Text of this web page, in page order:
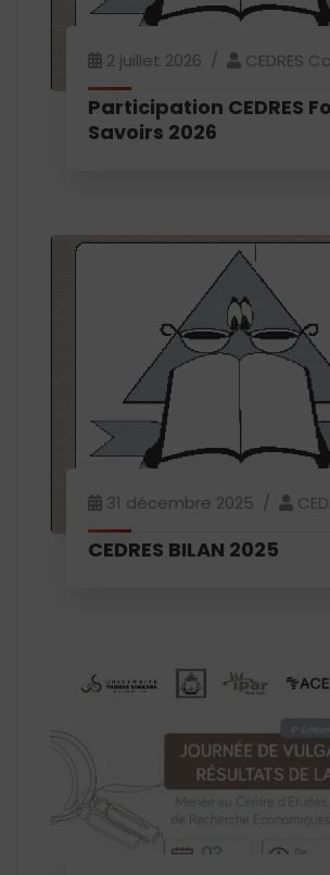
2 juillet 2026 CEDRES
Participation CEDRES
Savoirs 2026
31 décembre 2025
CEDRES BILAN 2025